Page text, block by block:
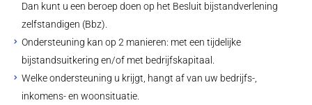
Dan kunt u een beroep doen op het Besluit bijstandverlening
zelfstandigen (Bbz).
Ondersteuning kan op 2 manieren: met een tijdelijke
bijstandsuitkering en/of met bedrijfskapitaal.
Welke ondersteuning u krijgt, hangt af van uw bedrijfs-,
inkomens- en woonsituatie.